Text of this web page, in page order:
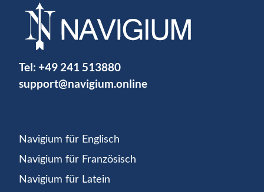
Tel: +49 241 513880
support@navigium.online
Navigium für Englisch
Navigium für Französisch
Navigium für Latein